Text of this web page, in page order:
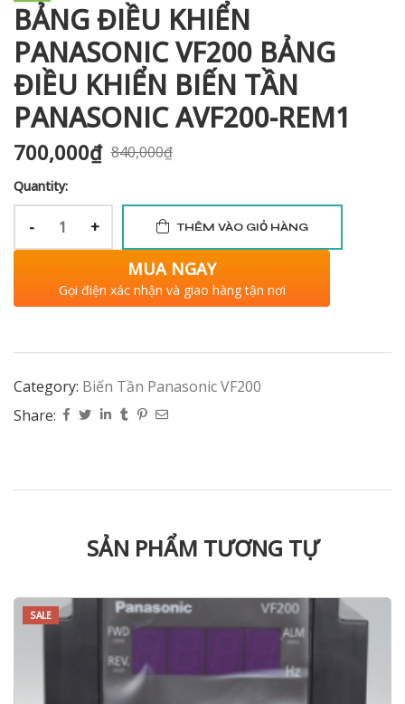
BẢNG ĐIỀU KHIỂN
PANASONIC VF200 BẢNG
ĐIỀU KHIỂN BIẾN TẦN
PANASONIC AVF200-REM1
840,000₫
700,000₫
Quantity:
- + THÊM VÀO GIỎ HÀNG
MUA NGAY
Gọi điện xác nhận và giao hàng tận nơi
Category: Biến Tần Panasonic VF200
Share:
SẢN PHẨM TƯƠNG TỰ
SALE